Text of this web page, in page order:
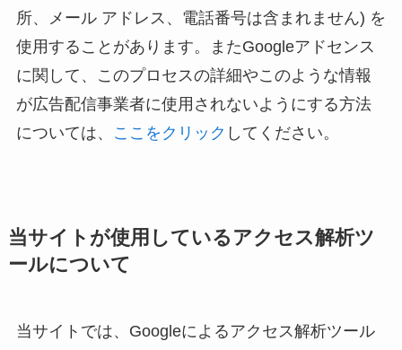
所、メール アドレス、電話番号は含まれません) を
使用することがあります。またGoogleアドセンス
に関して、このプロセスの詳細やこのような情報
が広告配信事業者に使用されないようにする方法
については、
ここをクリック してください。
当サイトが使用しているアクセス解析ツ
ールについて
当サイトでは、Googleによるアクセス解析ツール